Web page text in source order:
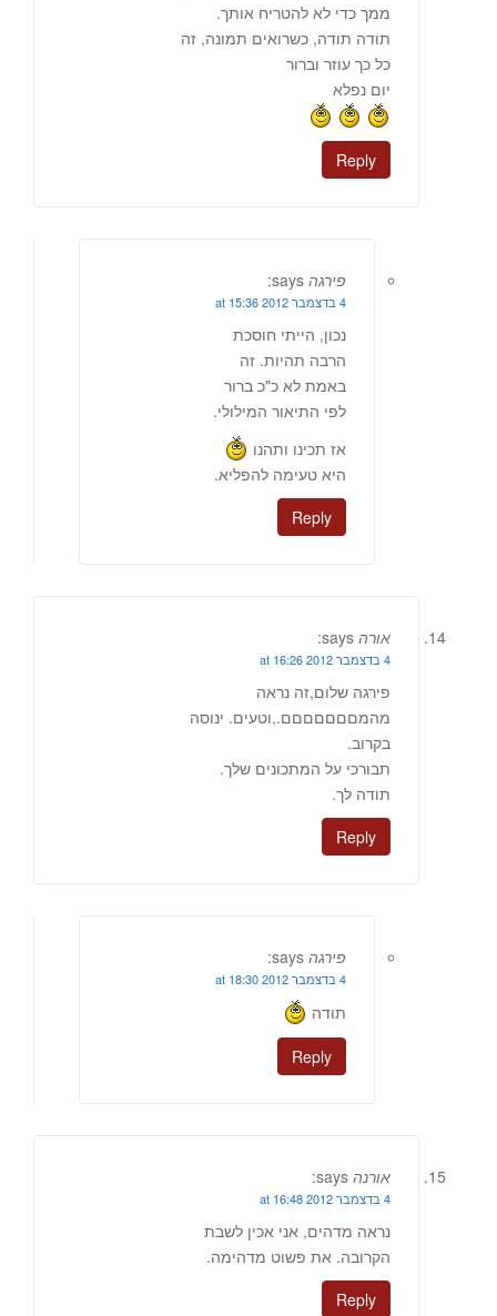
ממך כדי לא להטריח אותך.
תודה תודה, כשרואים תמונה, זה
כל כך עוזר וברור
יום נפלא
Reply
פירגה says:
4 בדצמבר 2012 at 15:36
נכון, הייתי חוסכת
הרבה תהיות. זה
באמת לא כ"כ ברור
לפי התיאור המילולי.
אז תכינו ותהנו
היא טעימה להפליא.
Reply
אורה says:
4 בדצמבר 2012 at 16:26
פירגה שלום,זה נראה
מהמםםםםםםם.,וטעים. ינוסה
בקרוב.
תבורכי על המתכונים שלך.
תודה לך.
Reply
פירגה says:
4 בדצמבר 2012 at 18:30
תודה
Reply
אורנה says:
4 בדצמבר 2012 at 16:48
נראה מדהים, אני אכין לשבת
הקרובה. את פשוט מדהימה.
Reply